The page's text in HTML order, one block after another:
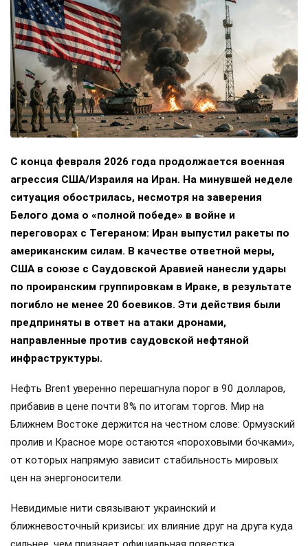
С конца февраля 2026 года продолжается военная
агрессия США/Израиля на Иран. На минувшей неделе
ситуация обострилась, несмотря на заверения
Белого дома о «полной победе» в войне и
переговорах с Тегераном: Иран выпустил ракеты по
американским силам. В качестве ответной меры,
США в союзе с Саудовской Аравией нанесли удары
по проиранским группировкам в Ираке, в результате
погибло не менее 20 боевиков. Эти действия были
предприняты в ответ на атаки дронами,
направленные против саудовской нефтяной
инфраструктуры.
Нефть Brent уверенно перешагнула порог в 90 долларов,
прибавив в цене почти 8% по итогам торгов. Мир на
Ближнем Востоке держится на честном слове: Ормузский
пролив и Красное море остаются «пороховыми бочками»,
от которых напрямую зависит стабильность мировых
цен на энергоносители.
Невидимые нити связывают украинский и
ближневосточный кризисы: их влияние друг на друга куда